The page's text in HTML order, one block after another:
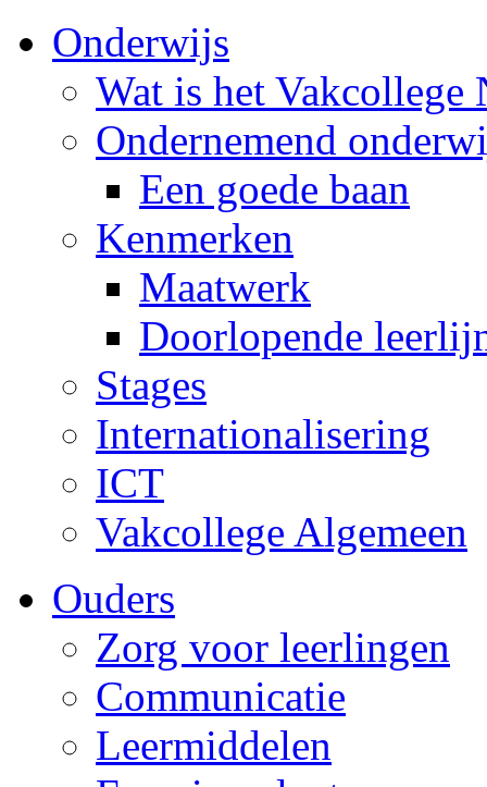
Onderwijs
Wat is het Vakcollege
Ondernemend
Een goede baan
Kenmerken
Maatwerk
Doorlopende
Stages
Internationalisering
ICT
Vakcollege Algemeen
Ouders
Zorg voor leerlingen
Communicatie
Leermiddelen